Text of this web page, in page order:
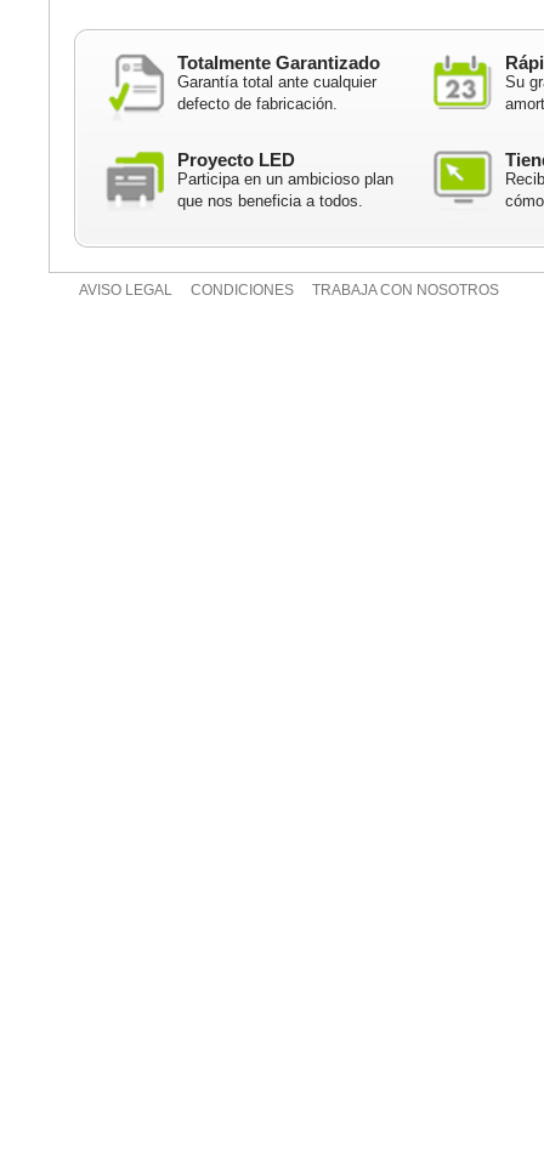
Totalmente Garantizado
Garantía total ante cualquier
defecto de fabricación.
Su
Proyecto LED
Participa en un ambicioso plan
que nos beneficia a todos.
AVISO LEGAL CONDICIONES TRABAJA CON NOSOTROS